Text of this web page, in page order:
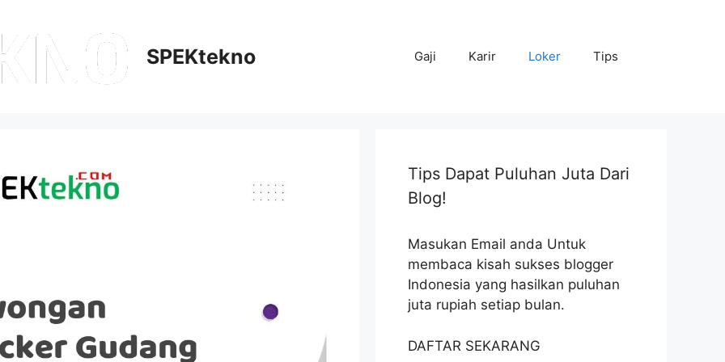
SPEKtekno Gaji Karir Loker Tips
Tips Dapat Puluhan Juta Dari
Blog!
Masukan Email anda Untuk
membaca kisah sukses blogger
Indonesia yang hasilkan puluhan
juta rupiah setiap bulan.
DAFTAR SEKARANG